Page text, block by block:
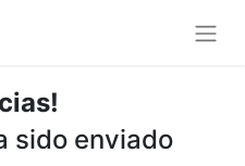
sido enviado